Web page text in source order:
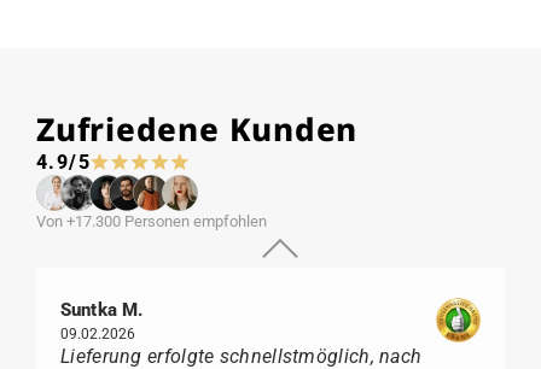
Zufriedene Kunden
4.9/5
Von +17.300 Personen empfohlen
Suntka M.
09.02.2026
Lieferung erfolgte schnellstmöglich, nach